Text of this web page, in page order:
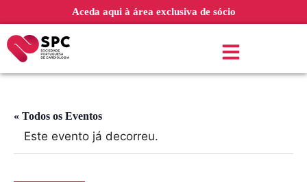
Aceda aqui à área exclusiva de sócio
« Todos os Eventos
Este evento já decorreu.